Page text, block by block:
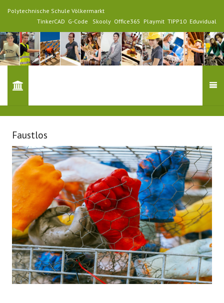
Polytechnische Schule Völkermarkt
TinkerCAD G-Code Skooly Office365 Playmit TIPP10 Eduvidual
Faustlos